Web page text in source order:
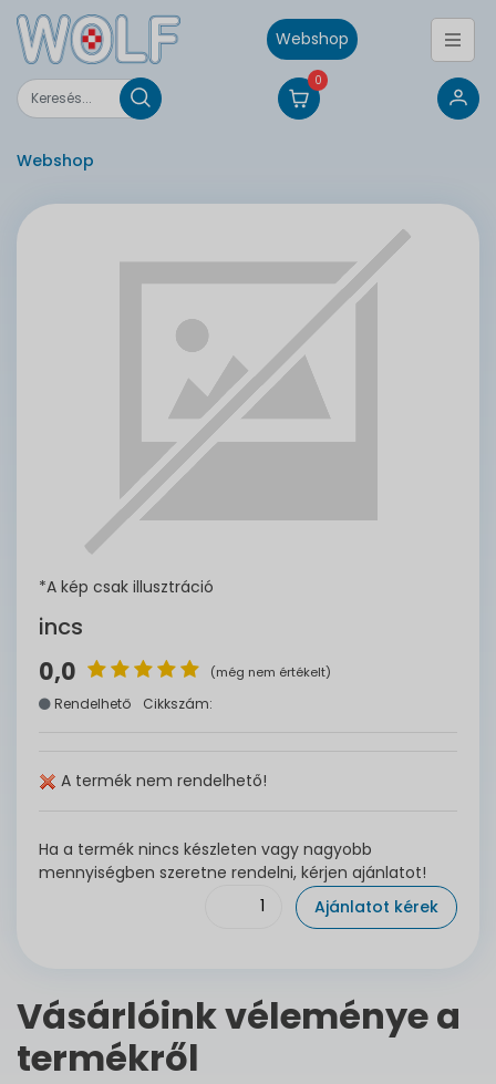
Webshop
0
Webshop
*A kép csak illusztráció
incs
0,0 (még nem értékelt)
Rendelhető Cikkszám:
A termék nem rendelhető!
Ha a termék nincs készleten vagy nagyobb
mennyiségben szeretne rendelni, kérjen ajánlatot!
Ajánlatot kérek
Vásárlóink véleménye a
termékről